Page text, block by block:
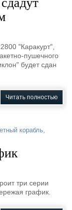
"Каракурт",
пушечного
будет сдан
Читать полностью
корабль,
три серии
график.